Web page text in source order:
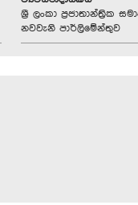
ශ්‍රී ලංකා ප්‍රජාතාන්ත්‍රික
නවවැනි පාර්ලිමේන්තුව